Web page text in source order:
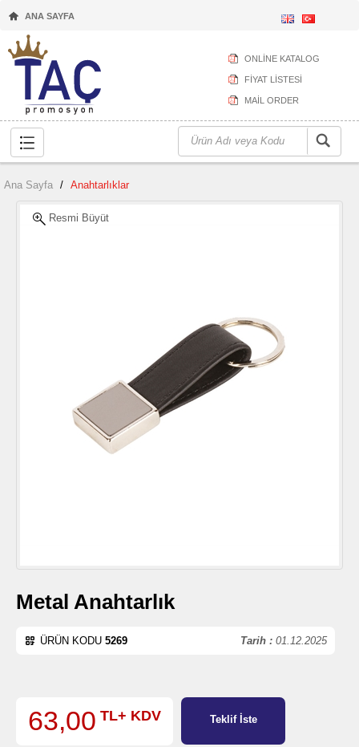
ANA SAYFA
ONLİNE KATALOG
FİYAT LİSTESİ
MAİL ORDER
Ana Sayfa / Anahtarlıklar
Resmi Büyüt
Metal Anahtarlık
Tarih : 01.12.2025
ÜRÜN KODU 5269
63,00 TL+ KDV Teklif İste